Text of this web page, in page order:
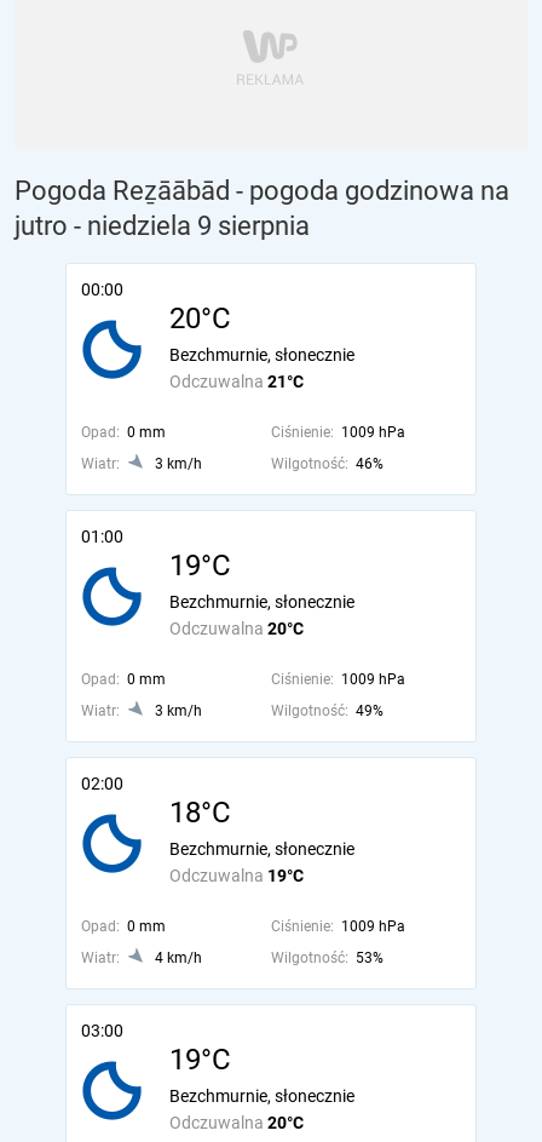
Pogoda Reẕāābād - pogoda godzinowa na
jutro - niedziela 9 sierpnia
00:00
20°C
Odczuwalna 21°C
Bezchmurnie, słonecznie
Opad: 0 mm Ciśnienie: 1009 hPa
Wiatr:
3 km/h Wilgotność: 46%
01:00
19°C
Odczuwalna 20°C
Bezchmurnie, słonecznie
Opad: 0 mm Ciśnienie: 1009 hPa
Wiatr:
3 km/h Wilgotność: 49%
02:00
18°C
Odczuwalna 19°C
Bezchmurnie, słonecznie
Opad: 0 mm Ciśnienie: 1009 hPa
Wiatr:
4 km/h Wilgotność: 53%
03:00
19°C
Odczuwalna 20°C
Bezchmurnie, słonecznie